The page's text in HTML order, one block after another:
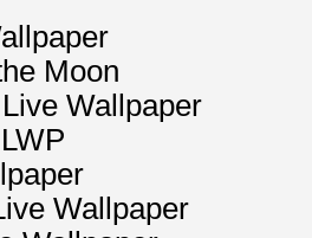
Moon
Wallpaper
Wallpaper